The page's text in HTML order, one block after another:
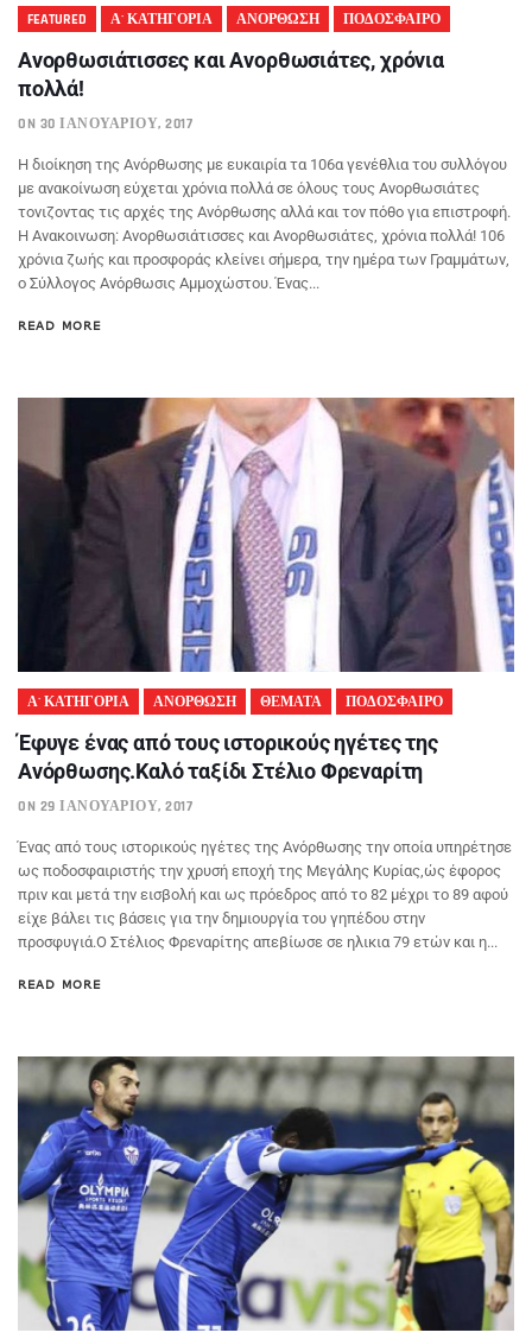
FEATURED Α' ΚΑΤΗΓΟΡΙΑ ΑΝΟΡΘΩΣΗ ΠΟΔΟΣΦΑΙΡΟ
Ανορθωσιάτισσες και Ανορθωσιάτες, χρόνια
πολλά!
ON 30 ΙΑΝΟΥΑΡΊΟΥ, 2017
Η διοίκηση της Ανόρθωσης με ευκαιρία τα 106α γενέθλια του συλλόγου
με ανακοίνωση εύχεται χρόνια πολλά σε όλους τους Ανορθωσιάτες
τονιζοντας τις αρχές της Ανόρθωσης αλλά και τον πόθο για επιστροφή.
Η Ανακοινωση: Ανορθωσιάτισσες και Ανορθωσιάτες, χρόνια πολλά! 106
χρόνια ζωής και προσφοράς κλείνει σήμερα, την ημέρα των Γραμμάτων,
ο Σύλλογος Ανόρθωσις Αμμοχώστου. Ένας...
READ MORE
Α' ΚΑΤΗΓΟΡΙΑ ΑΝΟΡΘΩΣΗ ΘΕΜΑΤΑ ΠΟΔΟΣΦΑΙΡΟ
Έφυγε ένας από τους ιστορικούς ηγέτες της
Ανόρθωσης.Καλό ταξίδι Στέλιο Φρεναρίτη
ON 29 ΙΑΝΟΥΑΡΊΟΥ, 2017
Ένας από τους ιστορικούς ηγέτες της Ανόρθωσης την οποία υπηρέτησε
ως ποδοσφαιριστής την χρυσή εποχή της Μεγάλης Κυρίας,ώς έφορος
πριν και μετά την εισβολή και ως πρόεδρος από το 82 μέχρι το 89 αφού
είχε βάλει τις βάσεις για την δημιουργία του γηπέδου στην
προσφυγιά.Ο Στέλιος Φρεναρίτης απεβίωσε σε ηλικια 79 ετών και η...
READ MORE